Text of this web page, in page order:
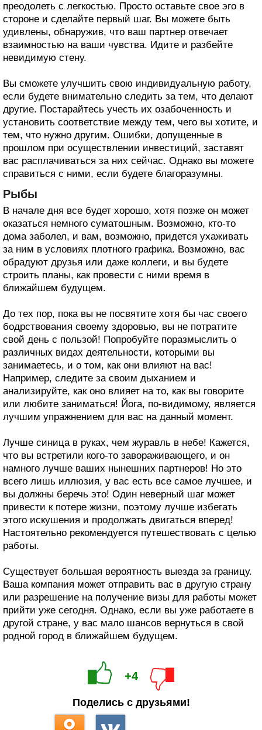
преодолеть с легкостью. Просто оставьте свое эго в
стороне и сделайте первый шаг. Вы можете быть
удивлены, обнаружив, что ваш партнер отвечает
взаимностью на ваши чувства. Идите и разбейте
невидимую стену.
Вы сможете улучшить свою индивидуальную работу,
если будете внимательно следить за тем, что делают
другие. Постарайтесь учесть их озабоченность и
установить соответствие между тем, чего вы хотите, и
тем, что нужно другим. Ошибки, допущенные в
прошлом при осуществлении инвестиций, заставят
вас расплачиваться за них сейчас. Однако вы можете
справиться с ними, если будете благоразумны.
Рыбы
В начале дня все будет хорошо, хотя позже он может
оказаться немного суматошным. Возможно, кто-то
дома заболел, и вам, возможно, придется ухаживать
за ним в условиях плотного графика. Возможно, вас
обрадуют друзья или даже коллеги, и вы будете
строить планы, как провести с ними время в
ближайшем будущем.
До тех пор, пока вы не посвятите хотя бы час своего
бодрствования своему здоровью, вы не потратите
свой день с пользой! Попробуйте поразмыслить о
различных видах деятельности, которыми вы
занимаетесь, и о том, как они влияют на вас!
Например, следите за своим дыханием и
анализируйте, как оно влияет на то, как вы говорите
или любите заниматься! Йога, по-видимому, является
лучшим упражнением для вас на данный момент.
Лучше синица в руках, чем журавль в небе! Кажется,
что вы встретили кого-то завораживающего, и он
намного лучше ваших нынешних партнеров! Но это
всего лишь иллюзия, у вас есть все самое лучшее, и
вы должны беречь это! Один неверный шаг может
привести к потере жизни, поэтому лучше избегать
этого искушения и продолжать двигаться вперед!
Настоятельно рекомендуется путешествовать с целью
работы.
Существует большая вероятность выезда за границу.
Ваша компания может отправить вас в другую страну
или разрешение на получение визы для работы может
прийти уже сегодня. Однако, если вы уже работаете в
другой стране, у вас мало шансов вернуться в свой
родной город в ближайшем будущем.
+4
Поделись с друзьями!